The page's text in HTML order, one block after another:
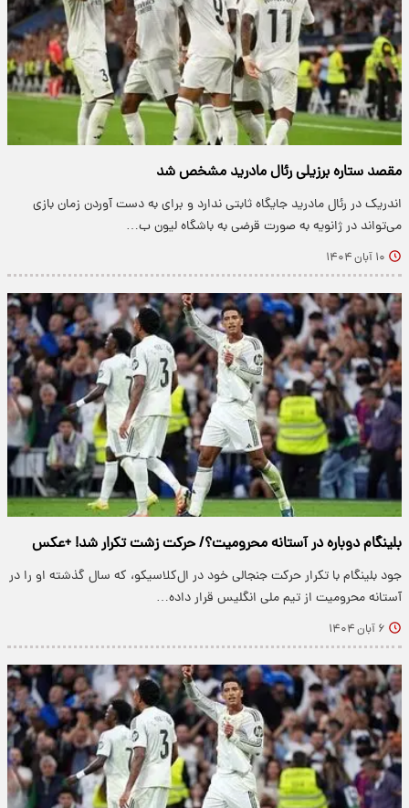
مقصد ستاره برزیلی رئال مادرید مشخص شد
اندریک در رئال مادرید جایگاه ثابتی ندارد و برای به دست آوردن زمان بازی
می‌تواند در ژانویه به صورت قرضی به باشگاه لیون ب…
۱۰ آبان ۱۴۰۴
بلینگام دوباره در آستانه محرومیت؟/ حرکت زشت تکرار شد! +عکس
جود بلینگام با تکرار حرکت جنجالی خود در ال‌کلاسیکو، که سال گذشته او را در
آستانه محرومیت از تیم ملی انگلیس قرار داده…
۶ آبان ۱۴۰۴